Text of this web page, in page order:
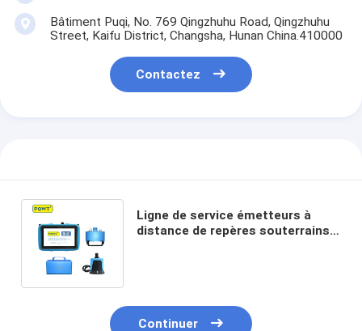
Bâtiment Puqi, No. 769 Qingzhuhu Road, Qingzhuhu
Street, Kaifu District, Changsha, Hunan China.410000
Contactez
Ligne de service émetteurs à
distance de repères souterrains
Continuer